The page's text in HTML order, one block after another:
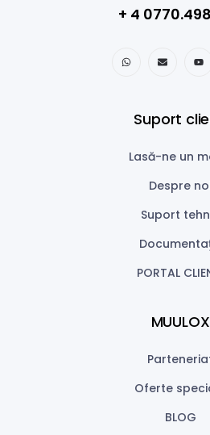
+ 4
Suport
Lasă-ne un
Despre
Suport
PORTAL
MUULOX
Oferte
BLOG